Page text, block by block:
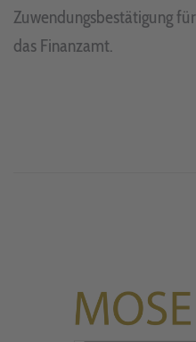
Zuwendungsbestätigung
das Finanzamt.